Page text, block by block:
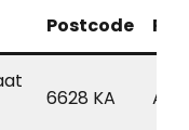
Postcode
6628 KA